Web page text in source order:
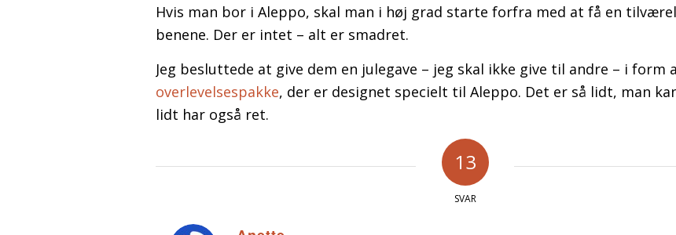
Hvis man bor i Aleppo, skal man i høj grad starte forfra med at få en
benene. Der er intet – alt er smadret.
Jeg besluttede at give dem en julegave – jeg skal ikke give til andre – i form
overlevelsespakke, der er designet specielt til Aleppo. Det er så lidt, man
lidt har også ret.
13
SVAR